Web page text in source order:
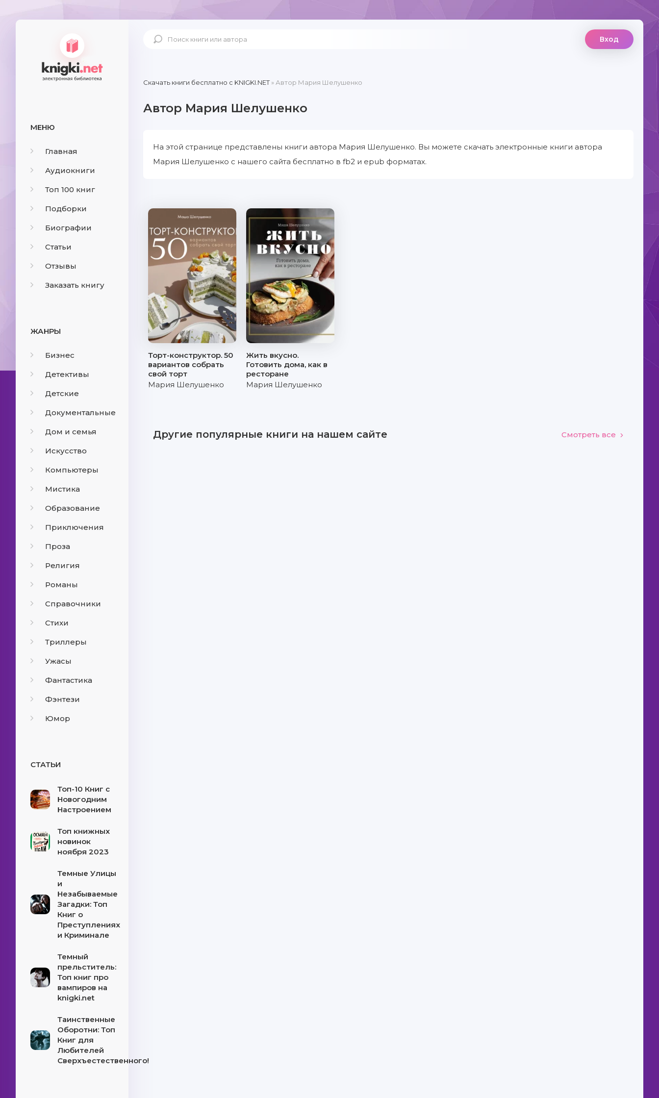
МЕНЮ
Главная
Аудиокниги
Топ 100 книг
Подборки
Биографии
Статьи
Отзывы
Заказать книгу
ЖАНРЫ
Бизнес
Детективы
Детские
Документальные
Дом и семья
Искусство
Компьютеры
Мистика
Образование
Приключения
Проза
Религия
Романы
Справочники
Стихи
Триллеры
Ужасы
Фантастика
Фэнтези
Юмор
СТАТЬИ
Топ-10 Книг с
Новогодним
Настроением
Топ книжных
новинок
ноября 2023
Темные Улицы
и
Незабываемые
Загадки: Топ
Книг о
Преступлениях
и Криминале
Темный
прельститель:
Топ книг про
вампиров на
knigki.net
Таинственные
Оборотни: Топ
Книг для
Любителей
Сверхъестественного!
Вход
Скачать книги бесплатно c KNIGKI.NET» Автор Мария Шелушенко
Автор Мария Шелушенко
На этой странице представлены книги автора Мария Шелушенко. Вы можете скачать электронные книги автора
Мария Шелушенко с нашего сайта бесплатно в fb2 и epub форматах.
Торт-конструктор. 50
вариантов собрать
свой торт
Мария Шелушенко
Жить вкусно.
Готовить дома, как в
ресторане
Мария Шелушенко
Другие популярные книги на нашем сайте Смотреть все